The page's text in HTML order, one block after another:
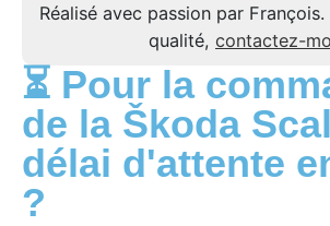
Réalisé avec passion par
qualité, contactez-
⏳ Pour la
de la Škoda
délai d'attente
?